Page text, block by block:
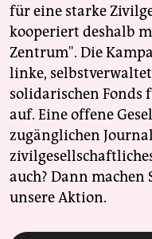
für eine starke
kooperiert deshalb
Zentrum". Die
linke,
solidarischen Fonds
auf. Eine offene
zugänglichen
auch? Dann
unsere Aktion.